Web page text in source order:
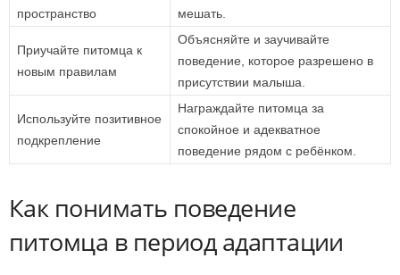
пространство
мешать.
Приучайте питомца к
новым правилам
Объясняйте и заучивайте
поведение, которое разрешено в
присутствии малыша.
Используйте позитивное
подкрепление
Награждайте питомца за
спокойное и адекватное
поведение рядом с ребёнком.
Как понимать поведение
питомца в период адаптации